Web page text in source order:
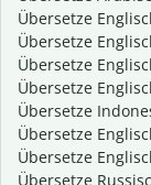
Übersetze
Übersetze
Übersetze
Übersetze
Übersetze
Übersetze
Übersetze
Übersetze